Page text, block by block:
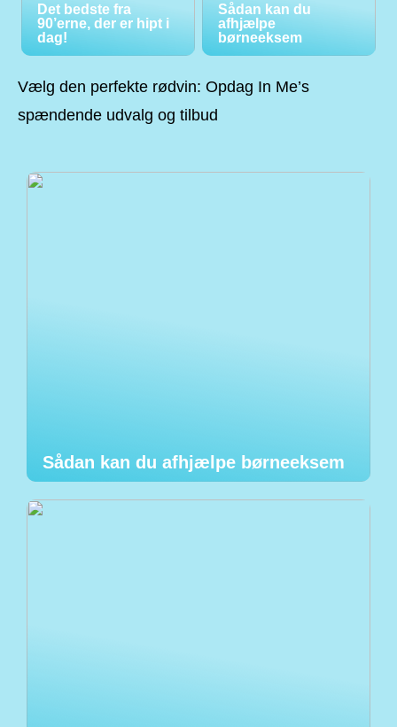
Det bedste fra
90’erne, der er hipt i
dag!
Sådan kan du
afhjælpe
børneeksem
Vælg den perfekte rødvin: Opdag In Me’s
spændende udvalg og tilbud
Sådan kan du afhjælpe børneeksem